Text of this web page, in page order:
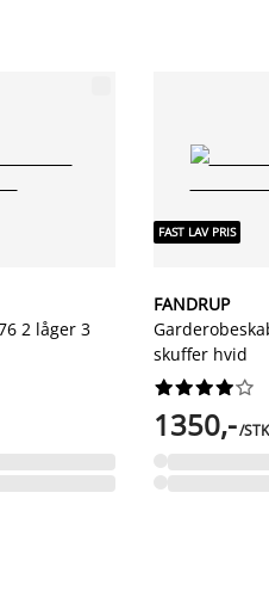
2 låger 3
FAST LAV PRIS
FANDRUP
skuffer hvid






1350,-/